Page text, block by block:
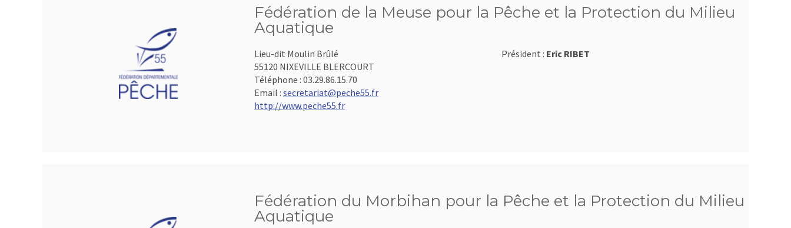
Fédération de la Meuse pour la Pêche et la Protection du Milieu
Aquatique
Lieu-dit Moulin Brûlé
55120 NIXEVILLE BLERCOURT
Téléphone : 03.29.86.15.70
Email : secretariat@peche55.fr
http://www.peche55.fr
Président : Eric RIBET
Fédération du Morbihan pour la Pêche et la Protection du Milieu
Aquatique